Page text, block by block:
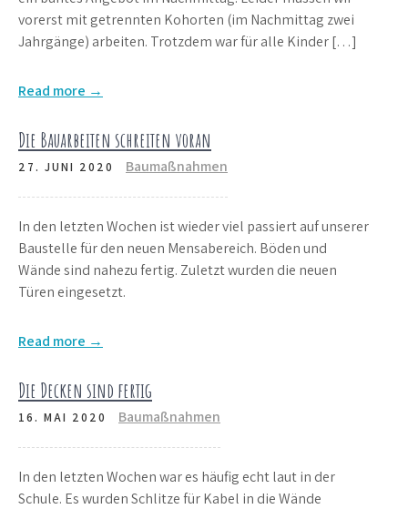
vorerst mit getrennten Kohorten (im Nachmittag zwei
Jahrgänge) arbeiten. Trotzdem war für alle Kinder […]
Read more →
Die Bauarbeiten schreiten voran
27. JUNI 2020 Baumaßnahmen
In den letzten Wochen ist wieder viel passiert auf unserer
Baustelle für den neuen Mensabereich. Böden und
Wände sind nahezu fertig. Zuletzt wurden die neuen
Türen eingesetzt.
Read more →
Die Decken sind fertig
16. MAI 2020 Baumaßnahmen
In den letzten Wochen war es häufig echt laut in der
Schule. Es wurden Schlitze für Kabel in die Wände